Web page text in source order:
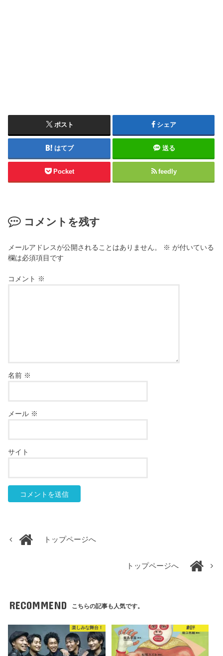
ポスト シェア
はてブ 送る
Pocket feedly
コメントを残す
メールアドレスが公開されることはありません。 ※ が付いている
欄は必須項目です
コメント ※
名前 ※
メール ※
サイト
トップページへ
トップページへ
RECOMMEND こちらの記事も人気です。
楽しみな舞台！ 劇評